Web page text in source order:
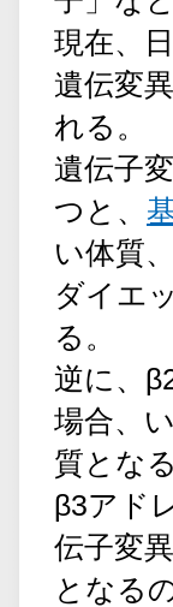
現在、
遺伝変
れる。
遺伝子
つと、
い体質
ダイエ
る。
逆に、
場合、
質となる
β3アド
伝子変
となる